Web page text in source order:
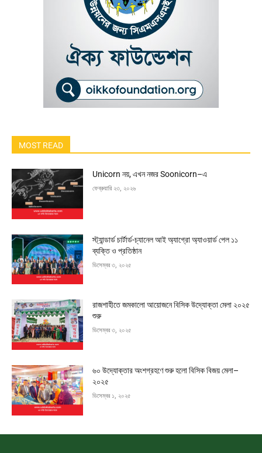
MOST READ
Unicorn নয়, এখন নজর Soonicorn–এ
ফেব্রুয়ারি ২৩, ২০২৬
স্ট্যান্ডার্ড চার্টার্ড-চ্যানেল আই অ্যাগ্রো অ্যাওয়ার্ড পেল ১১
ব্যক্তি ও প্রতিষ্ঠান
ডিসেম্বর ৩, ২০২৫
রাজশাহীতে জমকালো আয়োজনে বিসিক উদ্যোক্তা মেলা ২০২৫
শুরু
ডিসেম্বর ৩, ২০২৫
৬০ উদ্যোক্তার অংশগ্রহণে শুরু হলো বিসিক বিজয় মেলা–
২০২৫
ডিসেম্বর ১, ২০২৫